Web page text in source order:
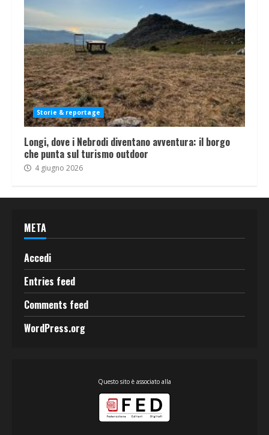
Storie & reportage
Longi, dove i Nebrodi diventano avventura: il borgo
che punta sul turismo outdoor
4 giugno 2026
META
Accedi
Entries feed
Comments feed
WordPress.org
Questo sito è associato alla